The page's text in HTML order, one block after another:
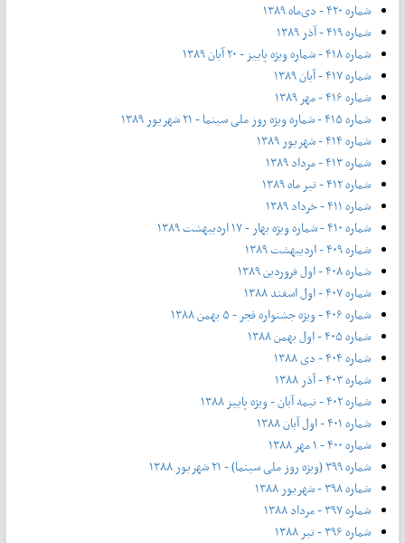
شماره ۴۲۰ - دی‌ماه ۱۳۸۹
شماره ۴۱۹ - آذر ۱۳۸۹
شماره ۴۱۸ - شماره ویژه پاییز - ۲۰ آبان ۱۳۸۹
شماره ۴۱۷ - آبان ۱۳۸۹
شماره ۴۱۶ - مهر ۱۳۸۹
شماره ۴۱۵ - شماره ویژه روز ملی سینما - ۲۱ شهریور ۱۳۸۹
شماره ۴۱۴ - شهریور ۱۳۸۹
شماره ۴۱۳ - مرداد ۱۳۸۹
شماره ۴۱۲ - تیر ماه ۱۳۸۹
شماره ۴۱۱ - خرداد ۱۳۸۹
شماره ۴۱۰ - شماره ویژه بهار - ۱۷ اردیبهشت ۱۳۸۹
شماره ۴۰۹ - اردیبهشت ۱۳۸۹
شماره ۴۰۸ - اول فروردین ۱۳۸۹
شماره ۴۰۷ - اول اسفند ۱۳۸۸
شماره ۴۰۶ - ویژه جشنواره فجر - ۵ بهمن ۱۳۸۸
شماره ۴۰۵ - اول بهمن ۱۳۸۸
شماره ۴۰۴ - دی ۱۳۸۸
شماره ۴۰۳ - آذر ۱۳۸۸
شماره ۴۰۲ - نیمه آبان - ویژه پاییز ۱۳۸۸
شماره ۴۰۱ - اول آبان ۱۳۸۸
شماره ۴۰۰ - ۱ مهر ۱۳۸۸
شماره ۳۹۹ (ویژه روز ملی سینما) - ۲۱ شهریور ۱۳۸۸
شماره ۳۹۸ - شهریور ۱۳۸۸
شماره ۳۹۷ - مرداد ۱۳۸۸
شماره ۳۹۶ - تیر ۱۳۸۸